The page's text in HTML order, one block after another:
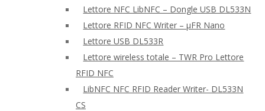
Lettore NFC LibNFC – Dongle USB DL533N
Lettore RFID NFC Writer – μFR Nano
Lettore USB DL533R
Lettore wireless totale – TWR Pro Lettore
RFID NFC
LibNFC NFC RFID Reader Writer- DL533N
CS